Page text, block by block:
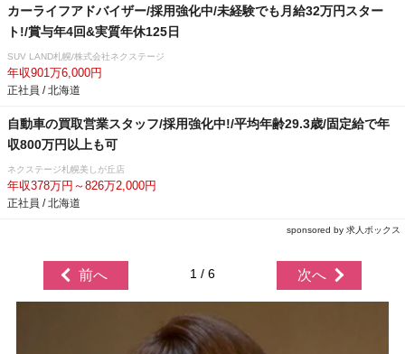
カーライフアドバイザー/採用強化中/未経験でも月給32万円スター
ト!/賞与年4回&実質年休125日
SUV LAND札幌/株式会社ネクステージ
年収901万6,000円
正社員 / 北海道
自動車の買取営業スタッフ/採用強化中!/平均年齢29.3歳/固定給で年
収800万円以上も可
ネクステージ札幌美しが丘店
年収378万円～826万2,000円
正社員 / 北海道
sponsored by 求人ボックス
前へ 1 / 6 次へ